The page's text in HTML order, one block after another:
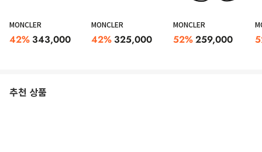
MONCLER
42% 343,000
MONCLER
42% 325,000
MONCLER
52%259,000
추천 상품